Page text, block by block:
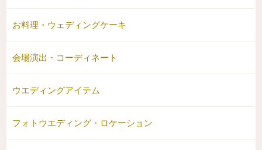
お料理・ウェディングケーキ
会場演出・コーディネート
ウエディングアイテム
フォトウエディング・ロケーション